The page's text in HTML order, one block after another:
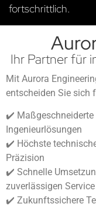
fortschrittlich.
Ihr Partner für
Mit Aurora
entscheiden Sie sich
✔️ Maßgeschneiderte
Ingenieurlösungen
✔️ Höchste
Präzision
✔️ Schnelle
zuverlässigen Service
✔️ Zukunftssichere